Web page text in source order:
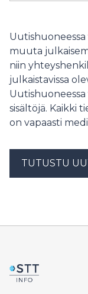
slutfört sina
med
uppskattar att
veckorna.
muuta
niin
julkaistavissa
Uutishuoneessa
sisältöjä. Kaikki
on vapaasti
TUTUSTU